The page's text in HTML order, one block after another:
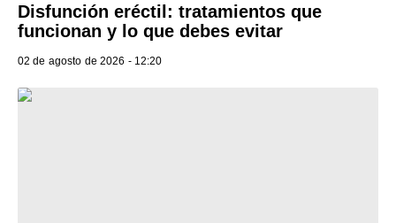
Disfunción eréctil: tratamientos que
funcionan y lo que debes evitar
02 de agosto de 2026 - 12:20